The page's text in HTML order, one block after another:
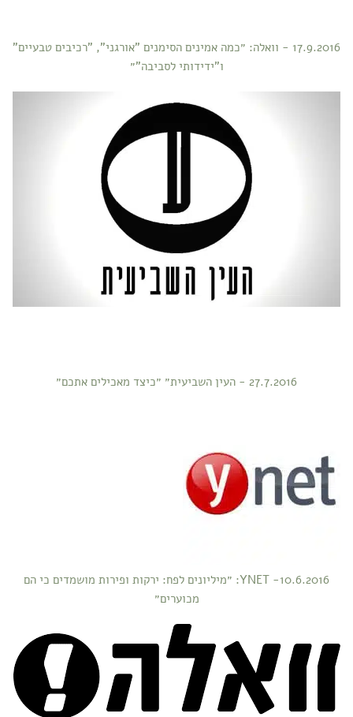
17.9.2016 - וואלה: ״כמה אמינים הסימנים "אורגני", "רכיבים טבעיים"
ו"ידידותי לסביבה"״
27.7.2016 - העין השביעית״ ״כיצד מאכילים אתכם״
10.6.2016- YNET: ״מיליונים לפח: ירקות ופירות מושמדים כי הם
מכוערים״